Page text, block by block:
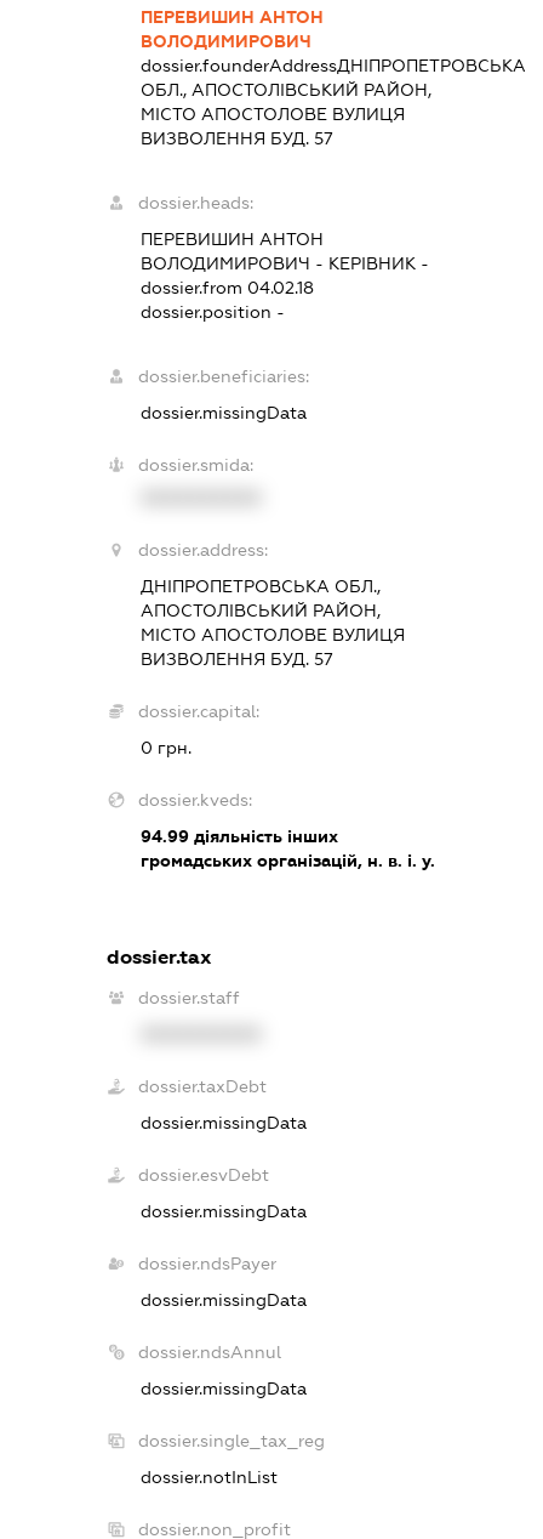
ПЕРЕВИШИН АНТОН
ВОЛОДИМИРОВИЧ
dossier.founderAddressДНІПРОПЕТРОВСЬКА
ОБЛ., АПОСТОЛІВСЬКИЙ РАЙОН,
МІСТО АПОСТОЛОВЕ ВУЛИЦЯ
ВИЗВОЛЕННЯ БУД. 57
dossier.heads:
ПЕРЕВИШИН АНТОН
ВОЛОДИМИРОВИЧ - КЕРІВНИК -
dossier.from 04.02.18
dossier.position -
dossier.beneficiaries:
dossier.missingData
dossier.smida:
dossier.address:
ДНІПРОПЕТРОВСЬКА ОБЛ.,
АПОСТОЛІВСЬКИЙ РАЙОН,
МІСТО АПОСТОЛОВЕ ВУЛИЦЯ
ВИЗВОЛЕННЯ БУД. 57
dossier.capital:
0 грн.
dossier.kveds:
94.99діяльність інших
громадських організацій, н. в. і. у.
dossier.tax
dossier.staff
dossier.taxDebt
dossier.missingData
dossier.esvDebt
dossier.missingData
dossier.ndsPayer
dossier.missingData
dossier.ndsAnnul
dossier.missingData
dossier.single_tax_reg
dossier.notInList
dossier.non_profit